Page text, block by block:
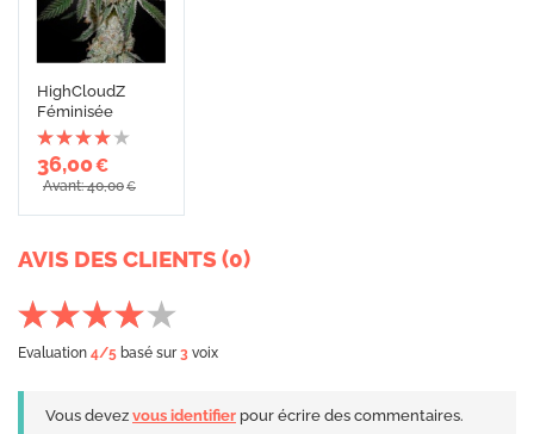
HighCloudZ
Féminisée
36,00€
Avant: 40,00€
AVIS DES CLIENTS (0)
Evaluation 4/5 basé sur3 voix
Vous devez vous identifier pour écrire des commentaires.